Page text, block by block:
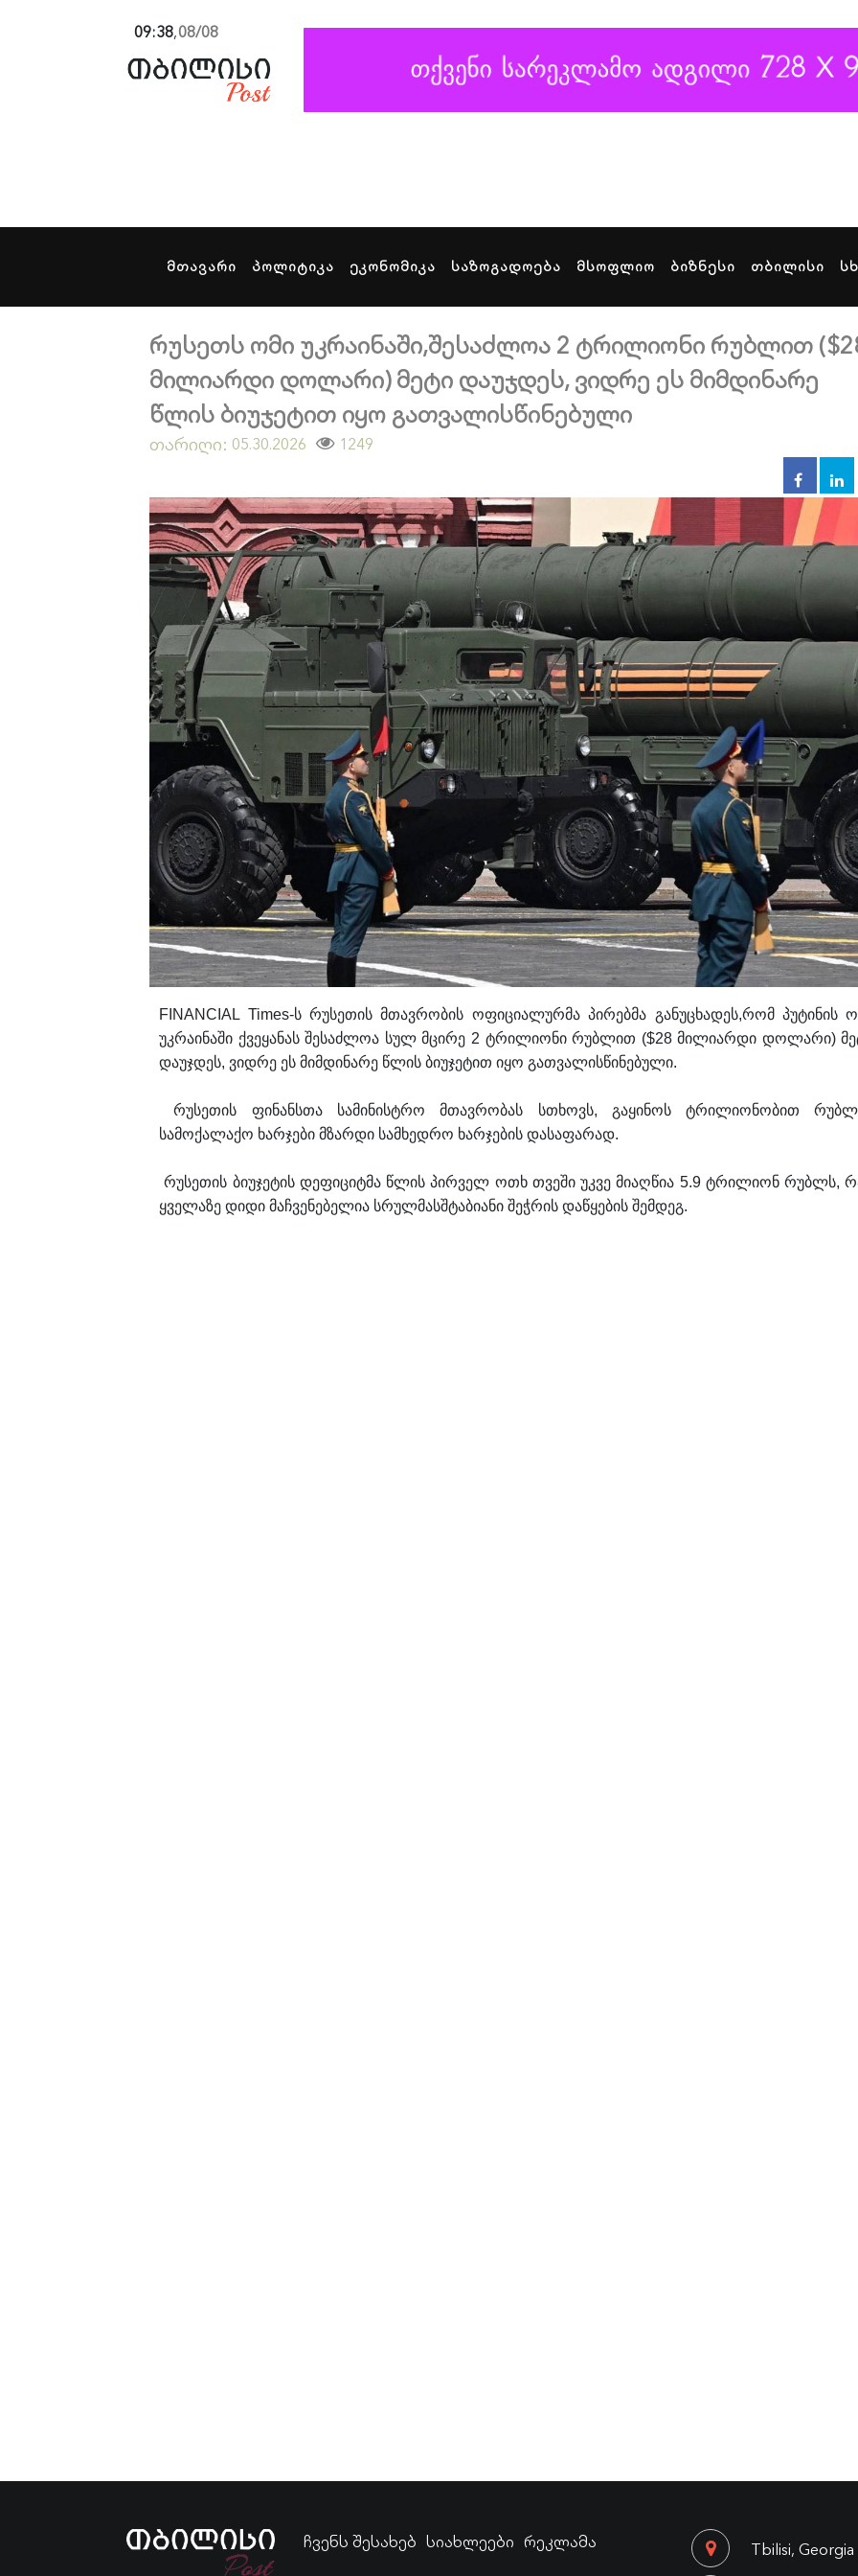
09:38,08/08
მთავარი პოლიტიკა ეკონომიკა საზოგადოება მსოფლიო ბიზნესი თბილისი
რუსეთს ომი უკრაინაში,შესაძლოა 2 ტრილიონი რუბლით
მილიარდი დოლარი) მეტი დაუჯდეს, ვიდრე ეს მიმდინარე
წლის ბიუჯეტით იყო გათვალისწინებული
თარიღი: 05.30.2026 1249
FINANCIAL Times-ს რუსეთის მთავრობის ოფიციალურმა პირებმა განუცხადეს,რომ პუტინის
უკრაინაში ქვეყანას შესაძლოა სულ მცირე 2 ტრილიონი რუბლით ($28 მილიარდი დოლარი)
დაუჯდეს, ვიდრე ეს მიმდინარე წლის ბიუჯეტით იყო გათვალისწინებული.
რუსეთის ფინანსთა სამინისტრო მთავრობას სთხოვს, გაყინოს ტრილიონობით
სამოქალაქო ხარჯები მზარდი სამხედრო ხარჯების დასაფარად.
რუსეთის ბიუჯეტის დეფიციტმა წლის პირველ ოთხ თვეში უკვე მიაღწია 5.9 ტრილიონ რუბლს,
ყველაზე დიდი მაჩვენებელია სრულმასშტაბიანი შეჭრის დაწყების შემდეგ.
ჩვენს შესახებ სიახლეები რეკლამა Tbilisi, Georgia